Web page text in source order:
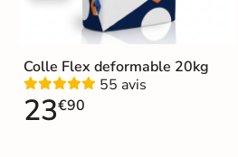
Colle Flex deformable 20kg
55 avis
23€90